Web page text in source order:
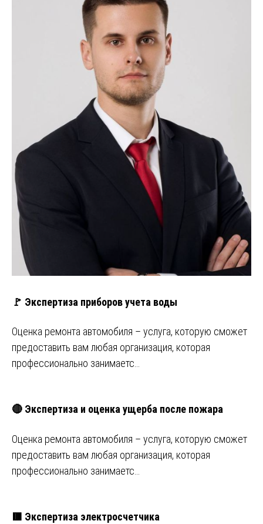
🚩 Экспертиза приборов учета воды
Оценка ремонта автомобиля – услуга, которую сможет
предоставить вам любая организация, которая
профессионально занимаетс…
🔴 Экспертиза и оценка ущерба после пожара
Оценка ремонта автомобиля – услуга, которую сможет
предоставить вам любая организация, которая
профессионально занимаетс…
🟥 Экспертиза электросчетчика